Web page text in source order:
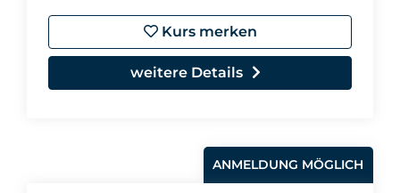
Kurs merken
weitere Details
ANMELDUNG MÖGLICH